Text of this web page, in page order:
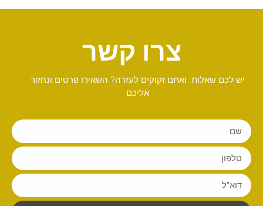
צרו קשר
יש לכם שאלות ואתם זקוקים לעזרה? השאירו פרטים ונחזור
אליכם